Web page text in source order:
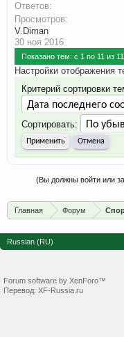
Ответов:
Просмотров:
V.Diman
30 ноя 2016
Показано тем: с 1 по 11 из 11.
Настройки отображения
Критерий сортировки
Сортировать:
(Вы должны войти или
Главная Форум
Russian (RU)
Forum software by XenForo™
Перевод: XF-Russia.ru